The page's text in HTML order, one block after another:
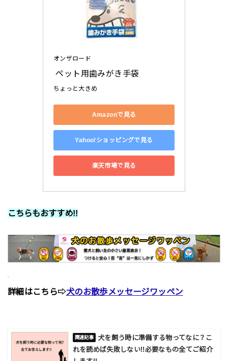
オンザロード
ペット用歯みがき手袋
ちょっと大きめ
Amazonで見る
Yahoo!ショッピングで見る
楽天市場で見る
こちらもおすすめ!!
詳細はこちら⇨犬のお散歩メッセージワッペン
犬を飼う時に準備する物ってなに？こ
れを読めば失敗しない!!必要なもの全てご紹介